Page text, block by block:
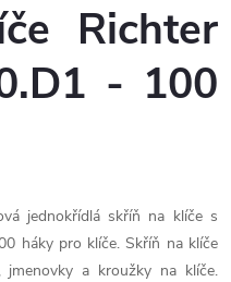
Richter
- 100
jednokřídlá skříň na klíče s
háky pro klíče. Skříň na klíče
jmenovky a kroužky na klíče.